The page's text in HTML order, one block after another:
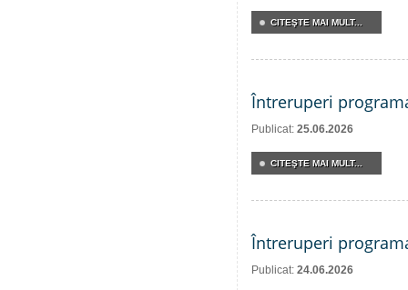
CITEŞTE MAI MULT...
Întreruperi
Publicat: 25.06.2026
CITEŞTE MAI MULT...
Întreruperi
Publicat: 24.06.2026